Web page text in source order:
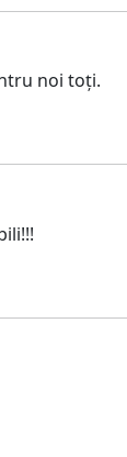
noi toți.